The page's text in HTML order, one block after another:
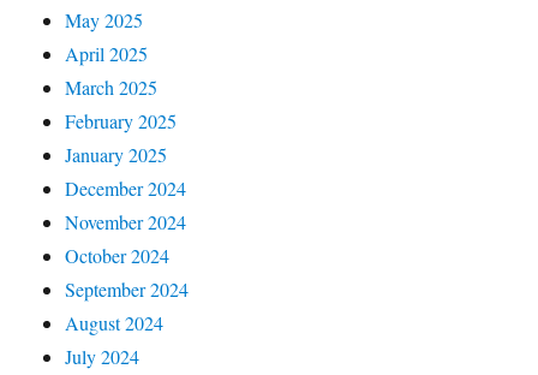
May 2025
April 2025
March 2025
February 2025
January 2025
December 2024
November 2024
October 2024
September 2024
August 2024
July 2024